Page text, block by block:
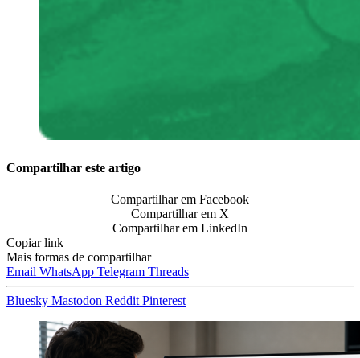
Compartilhar este artigo
Compartilhar em Facebook
Compartilhar em X
Compartilhar em LinkedIn
Copiar link
Mais formas de compartilhar
Email WhatsApp Telegram Threads
Bluesky Mastodon Reddit Pinterest